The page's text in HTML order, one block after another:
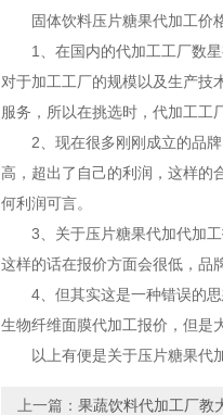
固体饮料压片糖果代加工价
1、在国内的代加工工厂数星
对于加工工厂的规模以及生产技
服务，所以在挑选时，代加工工
2、现在很多刚刚成立的品牌
高，超出了自己的利润，这样的
何利润可言。
3、关于压片糖果代加代加工
这样的话在报价方面会很低，品
4、但其实这是一种错误的思
生物纤维面膜代加工报价，但是
以上有便是关于压片糖果代加
上一篇： 果蔬饮料代加工厂教